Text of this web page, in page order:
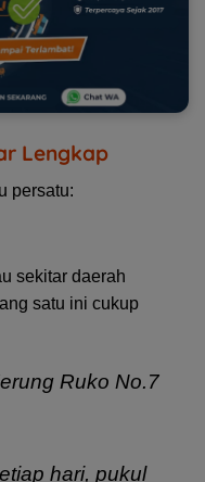
Lengkap
persatu:
sekitar daerah
satu ini cukup
Ruko No.7
hari, pukul